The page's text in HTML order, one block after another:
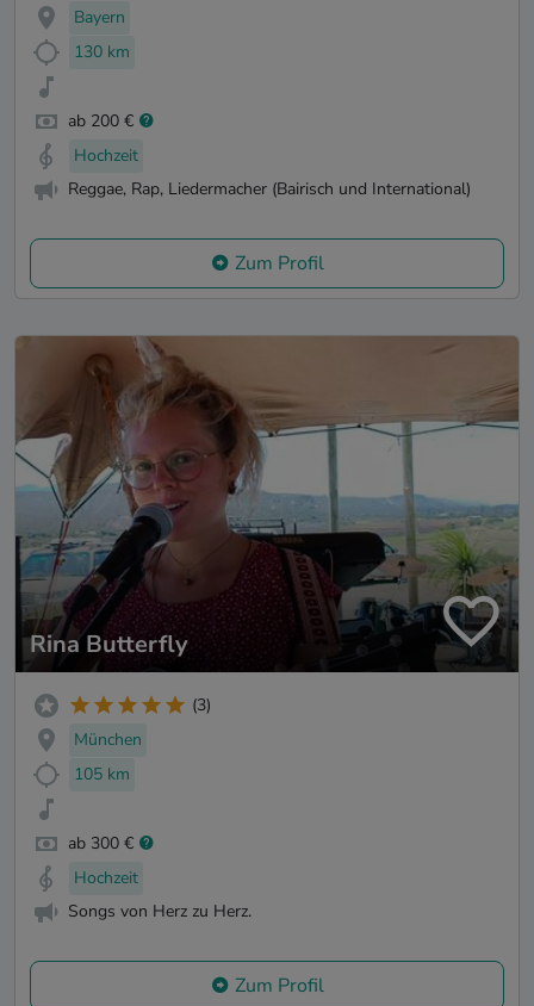
Bayern
130 km
ab 200 €
Hochzeit
Reggae, Rap, Liedermacher (Bairisch und International)
Zum Profil
Rina Butterfly
(3)
München
105 km
ab 300 €
Hochzeit
Songs von Herz zu Herz.
Zum Profil